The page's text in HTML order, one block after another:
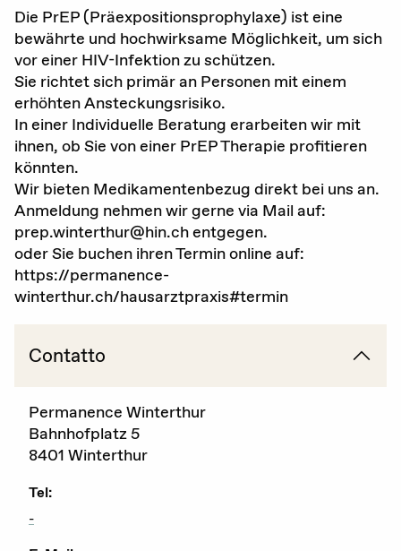
Caratteristiche biologiche sessuali e
identità di genere
HIV / IST
Contraccezione
Gravidanza (voluta / non voluta)
Educazione sessuale
Violenza sessuale
Diritti sessuali
Politica
Standards di qualità
Advocacy
Die PrEP (Präexpositionsprophylaxe) ist eine
bewährte und hochwirksame Möglichkeit, um sich
vor einer HIV-Infektion zu schützen.
Sie richtet sich primär an Personen mit einem
erhöhten Ansteckungsrisiko.
In einer Individuelle Beratung erarbeiten wir mit
ihnen, ob Sie von einer PrEP Therapie profitieren
könnten.
Wir bieten Medikamentenbezug direkt bei uns an.
Anmeldung nehmen wir gerne via Mail auf:
prep.winterthur@hin.ch entgegen.
oder Sie buchen ihren Termin online auf:
https://permanence-
winterthur.ch/hausarztpraxis#termin
Contatto
Permanence Winterthur
Bahnhofplatz 5
8401 Winterthur
Tel:
-